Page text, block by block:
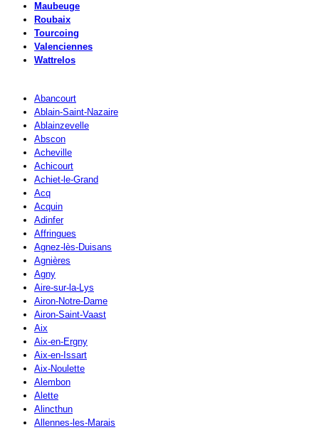
Maubeuge
Roubaix
Tourcoing
Valenciennes
Wattrelos
Abancourt
Ablain-Saint-Nazaire
Ablainzevelle
Abscon
Acheville
Achicourt
Achiet-le-Grand
Acq
Acquin
Adinfer
Affringues
Agnez-lès-Duisans
Agnières
Agny
Aire-sur-la-Lys
Airon-Notre-Dame
Airon-Saint-Vaast
Aix
Aix-en-Ergny
Aix-en-Issart
Aix-Noulette
Alembon
Alette
Alincthun
Allennes-les-Marais